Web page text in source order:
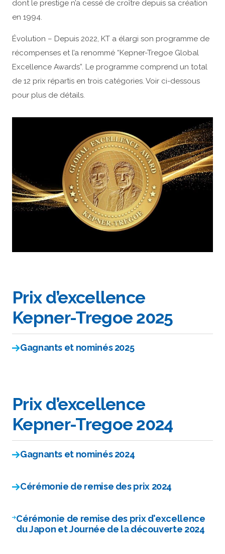
dont le prestige n’a cessé de croître depuis sa création
en 1994.
Évolution – Depuis 2022, KT a élargi son programme de
récompenses et l’a renommé “Kepner-Tregoe Global
Excellence Awards”. Le programme comprend un total
de 12 prix répartis en trois catégories. Voir ci-dessous
pour plus de détails.
Prix d’excellence
Kepner-Tregoe 2025
Gagnants et nominés 2025
Prix d’excellence
Kepner-Tregoe 2024
Gagnants et nominés 2024
Cérémonie de remise des prix 2024
Cérémonie de remise des prix d'excellence
du Japon et Journée de la découverte 2024